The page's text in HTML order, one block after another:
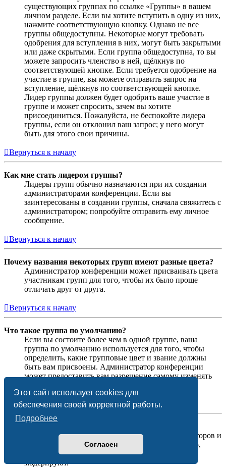
Этот сайт использует cookies для
обеспечения своей корректной работы.
Подробнее
Согласен
существующих группах по ссылке «Группы» в вашем
личном разделе. Если вы хотите вступить в одну из них,
нажмите соответствующую кнопку. Однако не все
группы общедоступны. Некоторые могут требовать
одобрения для вступления в них, могут быть закрытыми
или даже скрытыми. Если группа общедоступна, то вы
можете запросить членство в ней, щёлкнув по
соответствующей кнопке. Если требуется одобрение на
участие в группе, вы можете отправить запрос на
вступление, щёлкнув по соответствующей кнопке.
Лидер группы должен будет одобрить ваше участие в
группе и может спросить, зачем вы хотите
присоединиться. Пожалуйста, не беспокойте лидера
группы, если он отклонил ваш запрос; у него могут
быть для этого свои причины.
Вернуться к началу
Как мне стать лидером группы?
Лидеры групп обычно назначаются при их создании
администраторами конференции. Если вы
заинтересованы в создании группы, сначала свяжитесь с
администратором; попробуйте отправить ему личное
сообщение.
Вернуться к началу
Почему названия некоторых групп имеют разные цвета?
Администратор конференции может присваивать цвета
участникам групп для того, чтобы их было проще
отличать друг от друга.
Вернуться к началу
Что такое группа по умолчанию?
Если вы состоите более чем в одной группе, ваша
группа по умолчанию используется для того, чтобы
определить, какие групповые цвет и звание должны
быть вам присвоены. Администратор конференции
может предоставить вам разрешение самому изменять
Вернуться к началу
На этой странице вы найдёте список администраторов и
модераторов конференции и другую информацию,
такую как сведения о форумах, которые они
модерируют.